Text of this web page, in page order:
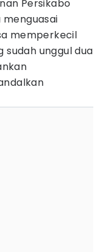
Persikabo
memperkecil
sudah unggul dua